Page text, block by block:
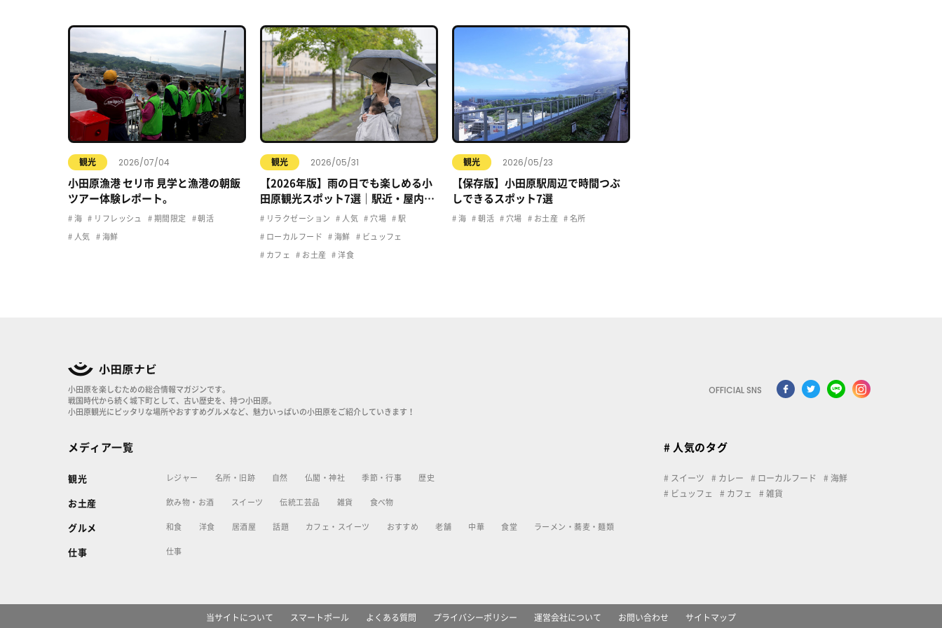
観光 2026/07/04
小田原漁港 セリ市 見学と漁港の朝飯
ツアー体験レポート。
海 リフレッシュ 期間限定 朝活
人気 海鮮
観光 2026/05/31
【2026年版】雨の日でも楽しめる小
田原観光スポット7選｜駅近・屋内・
カフェで快適おでかけ
リラクゼーション 人気 穴場 駅
ローカルフード 海鮮 ビュッフェ
カフェ お土産 洋食
観光 2026/05/23
【保存版】小田原駅周辺で時間つぶ
しできるスポット7選
海 朝活 穴場 お土産 名所
小田原を楽しむための総合情報マガジンです。
戦国時代から続く城下町として、古い歴史を、持つ小田原。
小田原観光にピッタリな場所やおすすめグルメなど、魅力いっぱいの小田原をご紹介していきます！
OFFICIAL SNS
メディア一覧
観光 レジャー 名所・旧跡 自然 仏閣・神社 季節・行事 歴史
お土産 飲み物・お酒 スイーツ 伝統工芸品 雑貨 食べ物
グルメ 和食 洋食 居酒屋 話題 カフェ・スイーツ おすすめ 老舗 中華 食堂 ラーメン・蕎麦・麺類
仕事 仕事
# 人気のタグ
スイーツ カレー ローカルフード
海鮮
ビュッフェ
カフェ 雑貨
当サイトについて スマートポール よくある質問 プライバシーポリシー 運営会社について お問い合わせ サイトマップ